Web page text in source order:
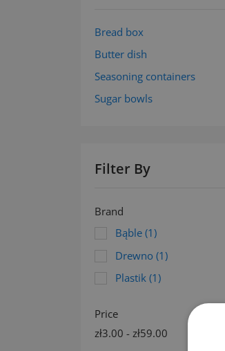
Bread box
Butter dish
Seasoning containers
Sugar bowls
Filter By
Brand
Bąble (1)
Drewno (1)
Plastik (1)
Price
zł3.00 - zł59.00